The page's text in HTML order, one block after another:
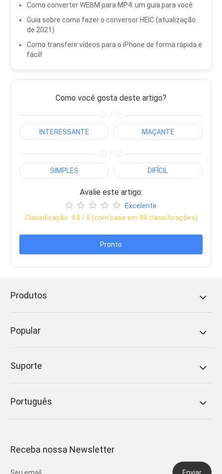
Como converter WEBM para MP4: um guia para você
Guia sobre como fazer o conversor HEIC (atualização
de 2021)
Como transferir vídeos para o iPhone de forma rápida e
fácil!
Como você gosta deste artigo?
/
INTERESSANTE MAÇANTE
/
SIMPLES DIFÍCIL
Avalie este artigo:
Excelente
Classificação: 4.8 / 5 (com base em 98 classificações)
Pronto
Produtos
Popular
Suporte
Português
Receba nossa Newsletter